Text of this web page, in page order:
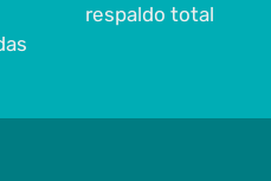
respaldo total